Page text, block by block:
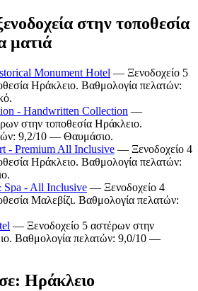
στην τοποθεσία
ματιά
Monument Hotel — Ξενοδοχείο 5
Ηράκλειο. Βαθμολογία πελατών:
- Handwritten Collection —
στην τοποθεσία Ηράκλειο.
9,2/10 — Θαυμάσιο.
- Premium All Inclusive — Ξενοδοχείο 4
Ηράκλειο. Βαθμολογία πελατών:
Spa - All Inclusive — Ξενοδοχείο 4
Μαλεβίζι. Βαθμολογία πελατών:
— Ξενοδοχείο 5 αστέρων στην
Βαθμολογία πελατών: 9,0/10 —
Ηράκλειο